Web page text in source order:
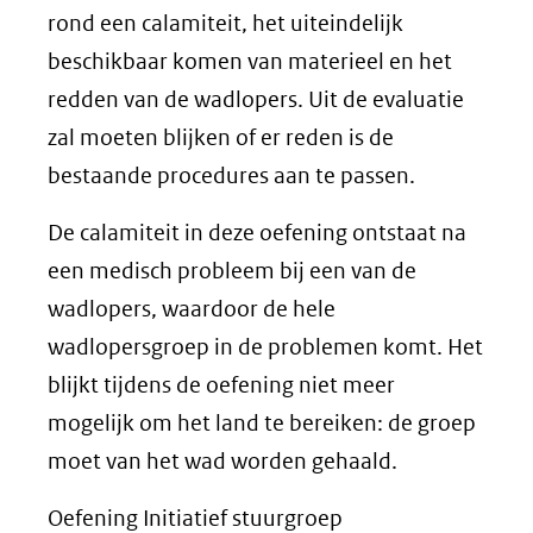
rond een calamiteit, het uiteindelijk
beschikbaar komen van materieel en het
redden van de wadlopers. Uit de evaluatie
zal moeten blijken of er reden is de
bestaande procedures aan te passen.
De calamiteit in deze oefening ontstaat na
een medisch probleem bij een van de
wadlopers, waardoor de hele
wadlopersgroep in de problemen komt. Het
blijkt tijdens de oefening niet meer
mogelijk om het land te bereiken: de groep
moet van het wad worden gehaald.
Oefening Initiatief stuurgroep